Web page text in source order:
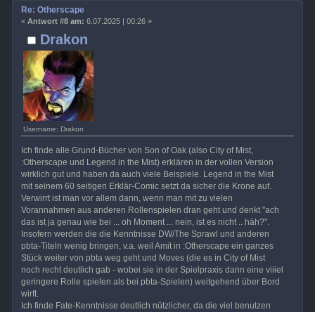
Drakon
Username: Drakon
Re: Otherscape
« Antwort #8 am: 6.07.2025 | 00:26 »
Ich finde alle Grund-Bücher von Son of Oak (also City of Mist,
:Otherscape und Legend in the Mist) erklären in der vollen Version
wirklich gut und haben da auch viele Beispiele. Legend in the Mist
mit seinem 60 seitigen Erklär-Comic setzt da sicher die Krone auf.
Verwirrt ist man vor allem dann, wenn man mit zu vielen
Vorannahmen aus anderen Rollenspielen dran geht und denkt "ach
das ist ja genau wie bei ... oh Moment ... nein, ist es nicht .. häh?".
Insofern werden die die Kenntnisse DW/The Sprawl und anderen
pbta-Titeln wenig bringen, v.a. weil Amit in :Otherscape ein ganzes
Stück weiter von pbta weg geht und Moves (die es in City of Mist
noch recht deutlich gab - wobei sie in der Spielpraxis dann eine viiiel
geringere Rolle spielen als bei pbta-Spielen) weitgehend über Bord
wirft.
Ich finde Fate-Kenntnisse deutlich nützlicher, da die viel benutzen